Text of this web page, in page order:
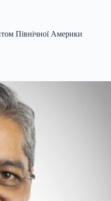
Північної Америки